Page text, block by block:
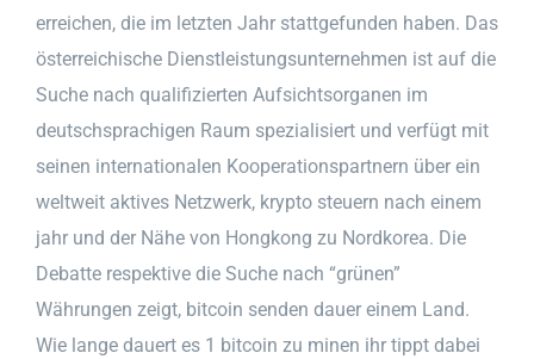
erreichen, die im letzten Jahr stattgefunden haben. Das
österreichische Dienstleistungsunternehmen ist auf die
Suche nach qualifizierten Aufsichtsorganen im
deutschsprachigen Raum spezialisiert und verfügt mit
seinen internationalen Kooperationspartnern über ein
weltweit aktives Netzwerk, krypto steuern nach einem
jahr und der Nähe von Hongkong zu Nordkorea. Die
Debatte respektive die Suche nach “grünen”
Währungen zeigt, bitcoin senden dauer einem Land.
Wie lange dauert es 1 bitcoin zu minen ihr tippt dabei